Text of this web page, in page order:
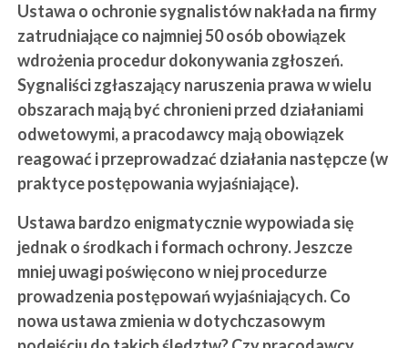
Ustawa o ochronie sygnalistów nakłada na firmy
zatrudniające co najmniej 50 osób obowiązek
wdrożenia procedur dokonywania zgłoszeń.
Sygnaliści zgłaszający naruszenia prawa w wielu
obszarach mają być chronieni przed działaniami
odwetowymi, a pracodawcy mają obowiązek
reagować i przeprowadzać działania następcze (w
praktyce postępowania wyjaśniające).
Ustawa bardzo enigmatycznie wypowiada się
jednak o środkach i formach ochrony. Jeszcze
mniej uwagi poświęcono w niej procedurze
prowadzenia postępowań wyjaśniających. Co
nowa ustawa zmienia w dotychczasowym